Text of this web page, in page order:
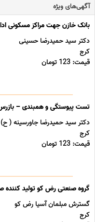
آگهی‌های ویژه
بانک خازن جهت مراکز مسکونی
دکتر سید حمیدرضا حسینی
کرج
قیمت: 123 تومان
تست پیوستگی و همبندی – بازرس
دکتر سید حمیدرضا جاورسینه ( ح)
کرج
قیمت: 123 تومان
گروه صنعتی رض کو تولید کننده
گسترش مبلمان آسیا رض کو
کرج